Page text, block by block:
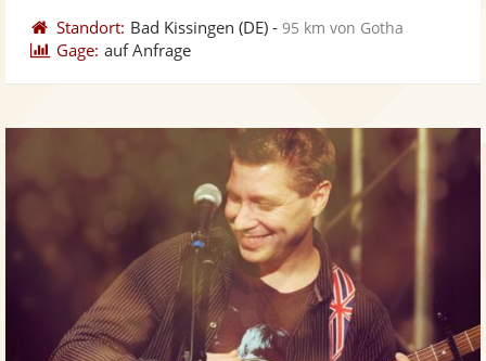
Standort: Bad Kissingen (DE) -95 km von Gotha
Gage: auf Anfrage